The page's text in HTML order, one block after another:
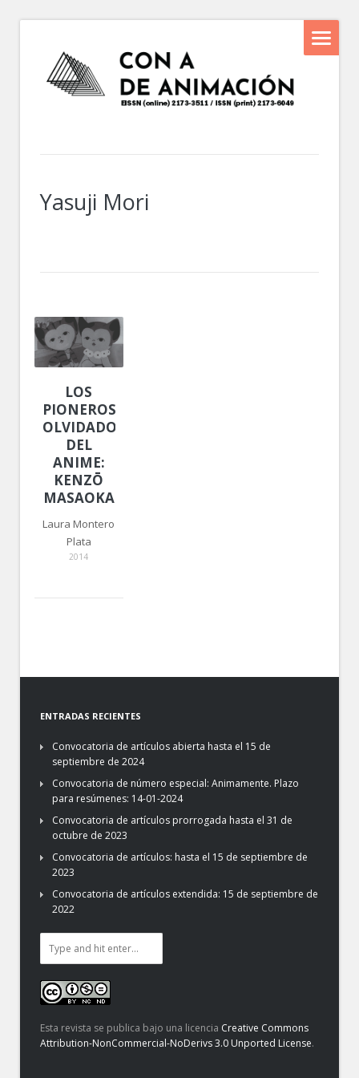
Yasuji Mori
LOS
PIONEROS
OLVIDADOS
DEL
ANIME:
KENZŌ
MASAOKA
Laura Montero
Plata
2014
ENTRADAS RECIENTES
Convocatoria de artículos abierta hasta el 15 de
septiembre de 2024
Convocatoria de número especial: Animamente. Plazo
para resúmenes: 14-01-2024
Convocatoria de artículos prorrogada hasta el 31 de
octubre de 2023
Convocatoria de artículos: hasta el 15 de septiembre de
2023
Convocatoria de artículos extendida: 15 de septiembre de
2022
Esta revista se publica bajo una licencia Creative Commons
Attribution-NonCommercial-NoDerivs 3.0 Unported License.